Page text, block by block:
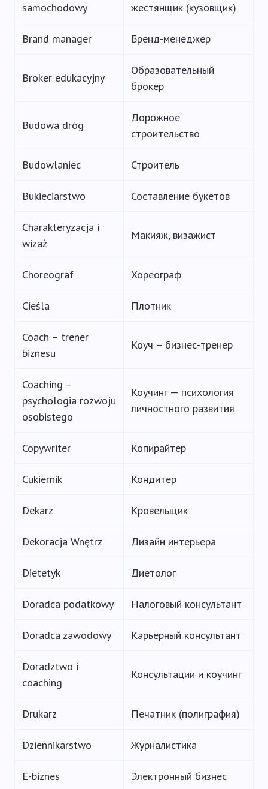
samochodowy
жестянщик (кузовщик)
Brand manager Бренд-менеджер
Broker edukacyjny
Образовательный
брокер
Budowa dróg
Дорожное
строительство
Budowlaniec Строитель
Bukieciarstwo Составление букетов
Charakteryzacja i
wizaż
Макияж, визажист
Choreograf Хореограф
Cieśla Плотник
Coach – trener
biznesu
Коуч – бизнес-тренер
Coaching –
psychologia rozwoju
osobistego
Коучинг — психология
личностного развития
Copywriter Копирайтер
Cukiernik Кондитер
Dekarz Кровельщик
Dekoracja Wnętrz Дизайн интерьера
Dietetyk Диетолог
Doradca podatkowy Налоговый консультант
Doradca zawodowy Карьерный консультант
Doradztwo i
coaching
Консультации и коучинг
Drukarz Печатник (полиграфия)
Dziennikarstwo Журналистика
E-biznes Электронный бизнес